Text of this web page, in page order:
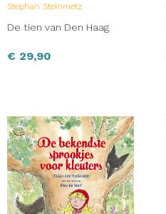
Stephan Steinmetz
De tien van Den Haag
€ 29,90